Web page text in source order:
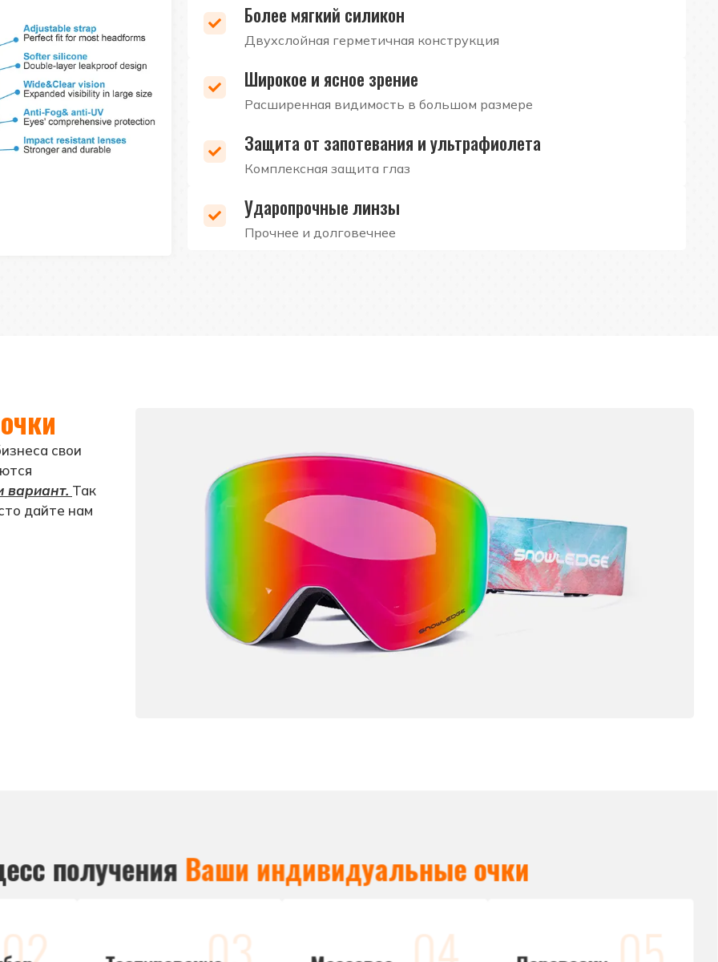
Более мягкий силикон
Двухслойная герметичная конструкция
Широкое и ясное зрение
Расширенная видимость в большом размере
Защита от запотевания и ультрафиолета
Комплексная защита глаз
Ударопрочные линзы
Прочнее и долговечнее
свои
вариант. Так
дайте нам
получения Ваши индивидуальные очки